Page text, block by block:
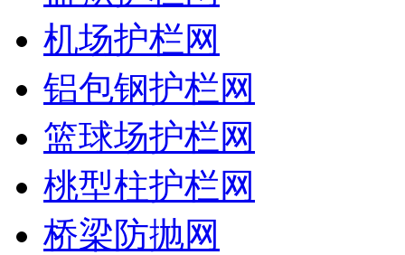
机场护栏网
铝包钢护栏网
篮球场护栏网
桃型柱护栏网
桥梁防抛网